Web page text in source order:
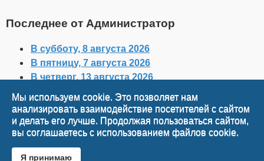
Последнее от Администратор
В субботу, 8 августа 2026
В пятницу, 7 августа 2026
В четверг, 13 августа 2026
В среду, 5 августа 2026
Во вторник, 4 августа 2026
Наверх
Мы используем cookie. Это позволяет нам
анализировать взаимодействие посетителей с сайтом
и делать его лучше. Продолжая пользоваться сайтом,
вы соглашаетесь с использованием файлов cookie.
Я принимаю